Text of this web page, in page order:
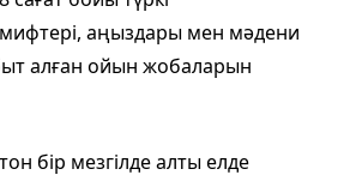
аңыздары мен мәдени
алған ойын жобаларын
бір мезгілде алты елде